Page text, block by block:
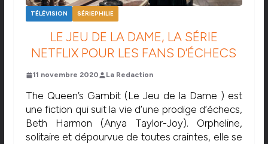
TÉLÉVISION SÉRIEPHILIE
LE JEU DE LA DAME, LA SÉRIE
NETFLIX POUR LES FANS D’ÉCHECS
11 novembre 2020 La Redaction
The Queen’s Gambit (Le Jeu de la Dame ) est
une fiction qui suit la vie d’une prodige d’échecs,
Beth Harmon (Anya Taylor-Joy). Orpheline,
solitaire et dépourvue de toutes craintes, elle se